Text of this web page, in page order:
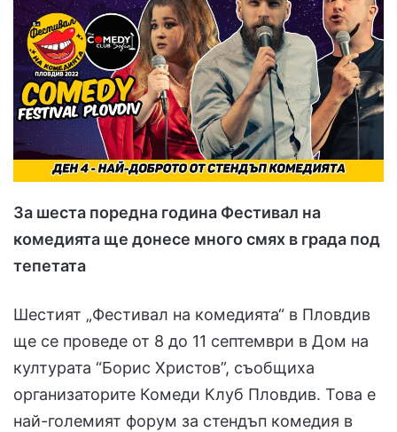
w
o
n
X
n
e
m
a
i
l
За шеста поредна година Фестивал на
комедията ще донесе много смях в града под
тепетата
Шестият „Фестивал на комедията“ в Пловдив
ще се проведе от 8 до 11 септември в Дом на
културата “Борис Христов”, съобщиха
организаторите Комеди Клуб Пловдив. Това е
най-големият форум за стендъп комедия в